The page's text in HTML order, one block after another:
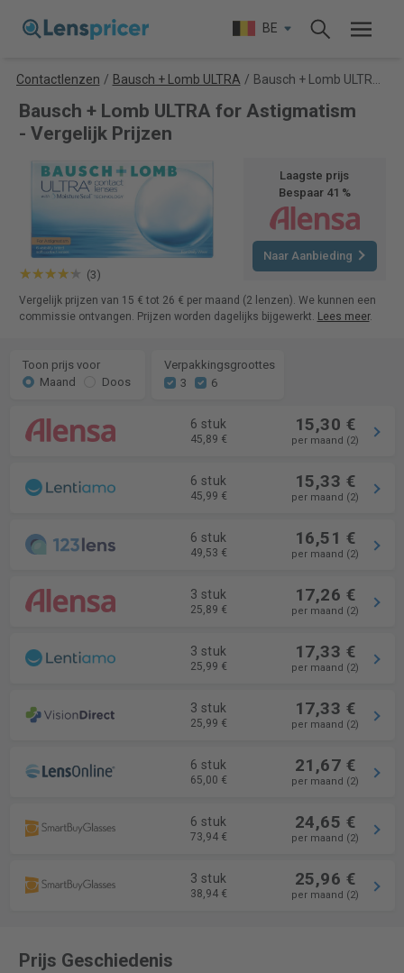
BE
Contactlenzen / Bausch + Lomb ULTRA / Bausch + Lomb ULTRA for Astigmatism
Bausch + Lomb ULTRA for Astigmatism
- Vergelijk Prijzen
(3)
Laagste prijs
Bespaar 41 %
Naar Aanbieding
Vergelijk prijzen van 15 € tot 26 € per maand (2 lenzen). We kunnen een
commissie ontvangen. Prijzen worden dagelijks bijgewerkt. Lees meer.
Toon prijs voor
Maand
Doos
Verpakkingsgroottes
3
6
6 stuk
45,89 €
15,30 €
per maand (2)
6 stuk
45,99 €
15,33 €
per maand (2)
6 stuk
49,53 €
16,51 €
per maand (2)
3 stuk
25,89 €
17,26 €
per maand (2)
3 stuk
25,99 €
17,33 €
per maand (2)
3 stuk
25,99 €
17,33 €
per maand (2)
6 stuk
65,00 €
21,67 €
per maand (2)
6 stuk
73,94 €
24,65 €
per maand (2)
3 stuk
38,94 €
25,96 €
per maand (2)
Prijs Geschiedenis